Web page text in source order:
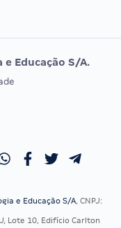
DE ORDEM
OAB
e Educação S/A.
e Educação S/A, CNPJ:
Lote 10, Edifício Carlton